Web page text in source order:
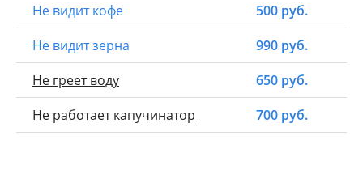
Не видит кофе
500 руб.
Не видит зерна
990 руб.
Не греет воду
650 руб.
Не работает капучинатор
700 руб.